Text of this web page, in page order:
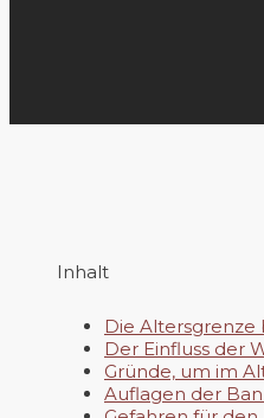
Inhalt
Die Altersgrenze
Der Einfluss der
Gründe, um im
Auflagen der